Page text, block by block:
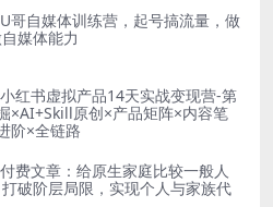
U哥自媒体训练营，起号搞流量，做
媒体能力
小红书虚拟产品14天实战变现营-第
×AI+Skill原创×产品矩阵×内容笔
阶×全链路
付费文章：给原生家庭比较一般人
破阶层局限，实现个人与家族代